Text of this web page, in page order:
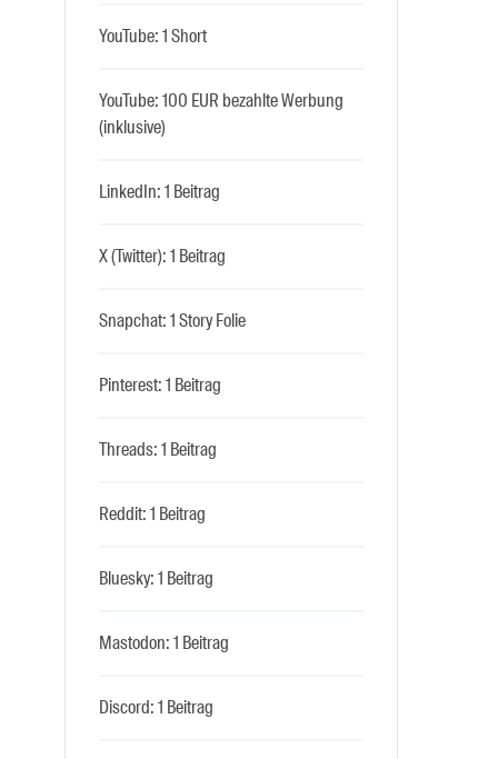
YouTube: 1 Short
YouTube: 100 EUR bezahlte Werbung
(inklusive)
LinkedIn: 1 Beitrag
X (Twitter): 1 Beitrag
Snapchat: 1 Story Folie
Pinterest: 1 Beitrag
Threads: 1 Beitrag
Reddit: 1 Beitrag
Bluesky: 1 Beitrag
Mastodon: 1 Beitrag
Discord: 1 Beitrag